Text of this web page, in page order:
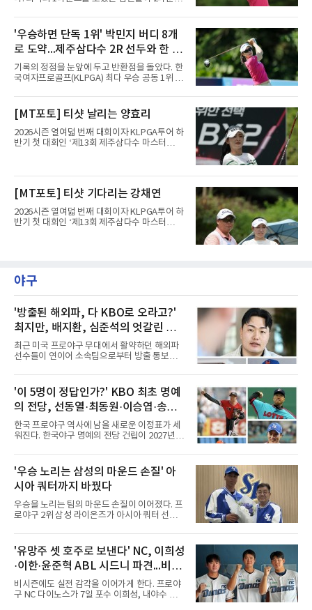
금은 2천만원이다.여정에는 성장이 담겼다.
회 대회에서 데뷔 첫 승을 거뒀다.
귀포의 테디밸리 골프앤리조트(파72)에서 열린
2026시즌 한국여자프로골프(KLPGA) 투어 제주
삼다수 마스터스(총상금 10억 원) 2라운드에서
보기 없이 버디만 7개를 잡아 7언더파 65타를 쳤
다. 중간합계 1언더파 143타를 기록한 그는 전날
공동 115위에서 무려 77계단 뛰어오른 공동 38
위로 컷을 통과했다. 이번 대회 컷 기준은 1오버
오버파 78타로 공동 115위에 머물러 컷 탈락이
'우승하면 단독 1위' 박민지 버디 8개
로 도약...제주삼다수 2R 선두와 한 타
차
기록의 정점을 눈앞에 두고 반환점을 돌았다. 한
국여자프로골프(KLPGA) 최다 우승 공동 1위 박
서 선두권으로 올라섰다.통산 20승의 박민지는
7일 제주 서귀포시 테디밸리 골프앤리조트(파
72)에서 열린 2라운드에서 버디 8개와 보기 1개
를 묶어 7언더파 65타를 쳤다. 1라운드에서 71
타로 공동 30위에 머물렀던 그는 8언더파 136타
박민지는 이번 대회에서 우승하면 KLPGA 통산
[MT포토] 티샷 날리는 양효리
2026시즌 열여덟 번째 대회이자 KLPGA투어 하
반기 첫 대회인 ‘제13회 제주삼다수 마스터
트(파72/6,767야드)에서 열리고 있다.7일 현재
2라운드 경기가 펼쳐지고 있다.양효리가 12번
홀에서 경기하고 있다.
[MT포토] 티샷 기다리는 강채연
2026시즌 열여덟 번째 대회이자 KLPGA투어 하
반기 첫 대회인 ‘제13회 제주삼다수 마스터
홀에서 경기하고 있다.
야구
'방출된 해외파, 다 KBO로 오라고?'
최지만, 배지환, 심준석의 엇갈린 거
취와 현실
최근 미국 프로야구 무대에서 활약하던 해외파
선수들이 연이어 소속팀으로부터 방출 통보를
메이저리그와 마이너리그를 오가며 도전을 이어
가던 이들의 잇단 이탈은 자연스럽게 '이들이 과
연 KBO리그로 유턴할 것인가'라는 뜨거운 화두
로 이어졌다. 일각에서는 당연하다는 듯 국내 복
귀를 점치고 있지만, 막상 뚜껑을 열어보면 세
선수가 마주한 현실과 향후 행보는 판이하게 갈
린다. 선수 개인의 확고한 소신과 야구계의 엄격
이다. 오랜 기간 메이저리그에서 산전수전을 겪
은 최지만은 해외파 복귀 규
'이 5명이 정답인가?' KBO 최초 명예
의 전당, 선동열·최동원·이승엽·송진
우·김응용을 둘러싼 논쟁
한국 프로야구 역사에 남을 새로운 이정표가 세
워진다. 한국야구 명예의 전당 건립이 2027년으
문으로 향하고 있다. "누가 한국 야구 최초의 명
예의 전당 헌액자가 될 것인가?"현재 가장 많이
거론되는 후보군은 선동열, 최동원, 이승엽, 송
진우, 그리고 김응용 감독이다. 한국 야구의 시
대별 상징성과 업적을 고려하면 충분히 설득력
있는 이름들이다.선동열은 한국 야구가 배출한
최고의 투수로 평가받는다. 해태 시절 통산 146
프로야구에서도 성공하며 한국 선수의 해외 진
출 가능성을 보여준 상징적인 존
'우승 노리는 삼성의 마운드 손질' 아
시아 쿼터까지 바꿨다
우승을 노리는 팀의 마운드 손질이 이어졌다. 프
로야구 2위 삼성 라이온즈가 아시아 쿼터 선수
투수 미야지 유라(일본)를 한국야구위원회
(KBO)에 웨이버 공시 요청하고, 일본 출신 투수
미야모리 사토시를 올 시즌 남은 기간 이적료 포
함 총 7만3천달러에 영입했다고 발표했다.미야
모리의 경력은 이렇다. 우완인 그는 2022년 일본
프로야구 라쿠텐 골든이글스에 입단해 2025년
까지 1군에서 69경기 2승 3패 10홀드 1세이브
'유망주 셋 호주로 보낸다' NC, 이희성
·이한·윤준혁 ABL 시드니 파견...비시
즌 실전 경험
비시즌에도 실전 감각을 이어가게 한다. 프로야
구 NC 다이노스가 7일 포수 이희성, 내야수 이